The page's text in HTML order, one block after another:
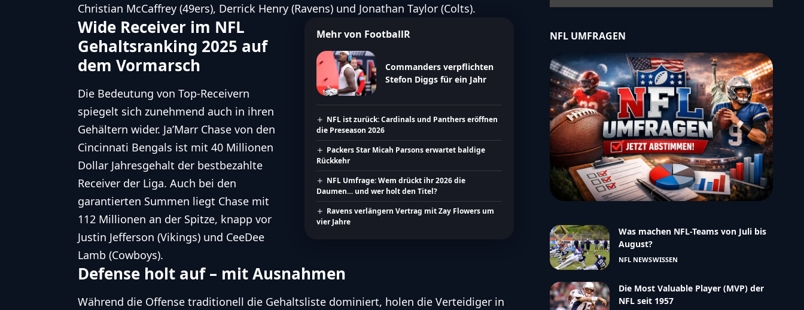
Christian McCaffrey (49ers), Derrick Henry (Ravens) und Jonathan Taylor (Colts).
Mehr von FootballR
Commanders verpflichten
Stefon Diggs für ein Jahr
NFL ist zurück: Cardinals und Panthers eröffnen
die Preseason 2026
Packers Star Micah Parsons erwartet baldige
Rückkehr
NFL Umfrage: Wem drückt ihr 2026 die
Daumen… und wer holt den Titel?
Ravens verlängern Vertrag mit Zay Flowers um
vier Jahre
Wide Receiver im NFL
Gehaltsranking 2025 auf
dem Vormarsch
Die Bedeutung von Top-Receivern
spiegelt sich zunehmend auch in ihren
Gehältern wider. Ja’Marr Chase von den
Cincinnati Bengals ist mit 40 Millionen
Dollar Jahresgehalt der bestbezahlte
Receiver der Liga. Auch bei den
garantierten Summen liegt Chase mit
112 Millionen an der Spitze, knapp vor
Justin Jefferson (Vikings) und CeeDee
Lamb (Cowboys).
Defense holt auf – mit Ausnahmen
Während die Offense traditionell die Gehaltsliste dominiert, holen die Verteidiger in
NFL UMFRAGEN
Was machen NFL-Teams von Juli bis
August?
NFL NEWSWISSEN
Die Most Valuable Player (MVP) der
NFL seit 1957